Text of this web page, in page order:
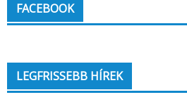
FACEBOOK
LEGFRISSEBB HÍREK